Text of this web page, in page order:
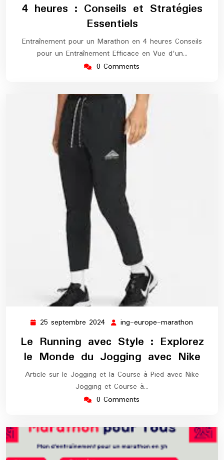
4 heures : Conseils et Stratégies
Essentiels
Entraînement pour un Marathon en 4 heures Conseils
pour un Entraînement Efficace en Vue d'un…
0 Comments
25 septembre 2024 25
septembre
2024
ing-europe-marathon
Le Running avec Style : Explorez
le Monde du Jogging avec Nike
Article sur le Jogging et la Course à Pied avec Nike
Jogging et Course à…
0 Comments